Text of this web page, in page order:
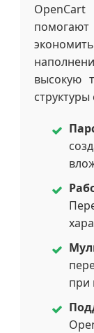
помогают
высокую
при